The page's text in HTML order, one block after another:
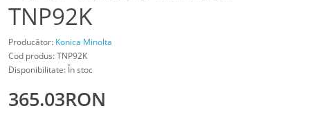
TNP92K
Producător: Konica Minolta
Cod produs: TNP92K
Disponibilitate: În stoc
365.03RON